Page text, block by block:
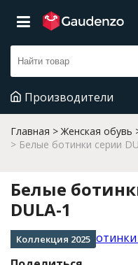
Производители
Главная Женская обувь
Белые ботинки серии
Белые
DULA-1
Коллекция 2025